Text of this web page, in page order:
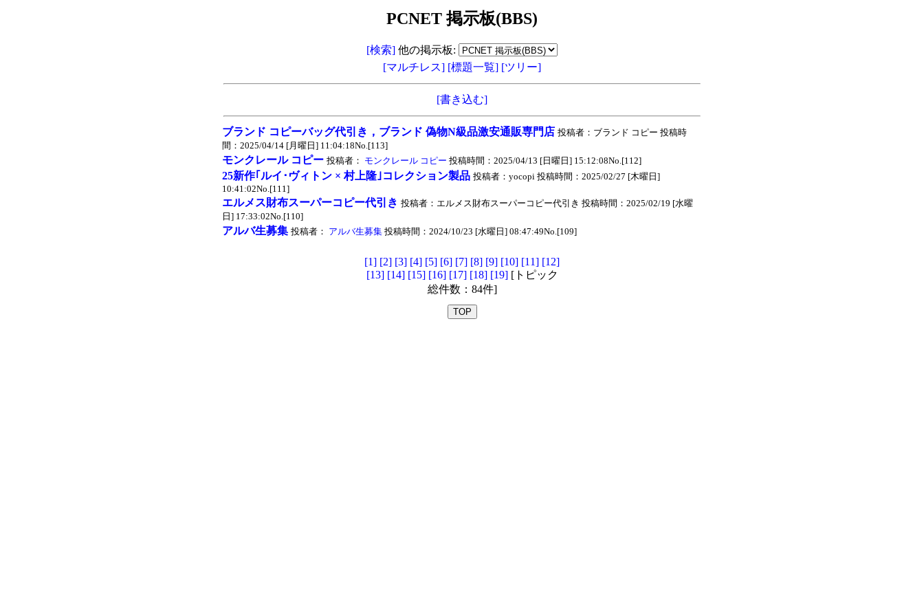
PCNET 掲示板(BBS)
[検索] 他の掲示板:
[マルチレス] [標題一覧] [ツリー]
[書き込む]
ブランド コピーバッグ代引き，ブランド 偽物N級品激安通販専門店 投稿者：ブランド コピー 投稿時
間：2025/04/14 [月曜日] 11:04:18No.[113]
モンクレール コピー 投稿者： モンクレール コピー 投稿時間：2025/04/13 [日曜日] 15:12:08No.[112]
25新作｢ルイ･ヴィトン × 村上隆｣コレクション製品 投稿者：yocopi 投稿時間：2025/02/27 [木曜日]
10:41:02No.[111]
エルメス財布スーパーコピー代引き 投稿者：エルメス財布スーパーコピー代引き 投稿時間：2025/02/19 [水曜
日] 17:33:02No.[110]
アルバ生募集 投稿者： アルバ生募集 投稿時間：2024/10/23 [水曜日] 08:47:49No.[109]
[1] [2] [3] [4] [5] [6] [7] [8] [9] [10] [11] [12]
[13] [14] [15] [16] [17] [18] [19][トピック
総件数：84件]